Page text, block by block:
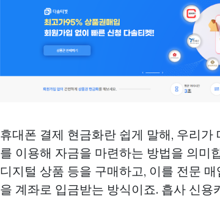
휴대폰 결제 현금화란 쉽게 말해, 우리
를 이용해 자금을 마련하는 방법을 의미
디지털 상품 등을 구매하고, 이를 전문
을 계좌로 입금받는 방식이죠. 흡사 신